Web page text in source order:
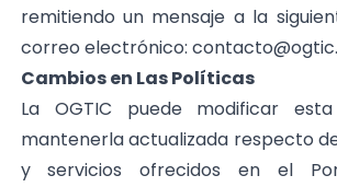
remitiendo un mensaje a la
correo electrónico:
Cambios en Las Políticas
La OGTIC puede modificar
mantenerla actualizada respecto
y servicios ofrecidos en el